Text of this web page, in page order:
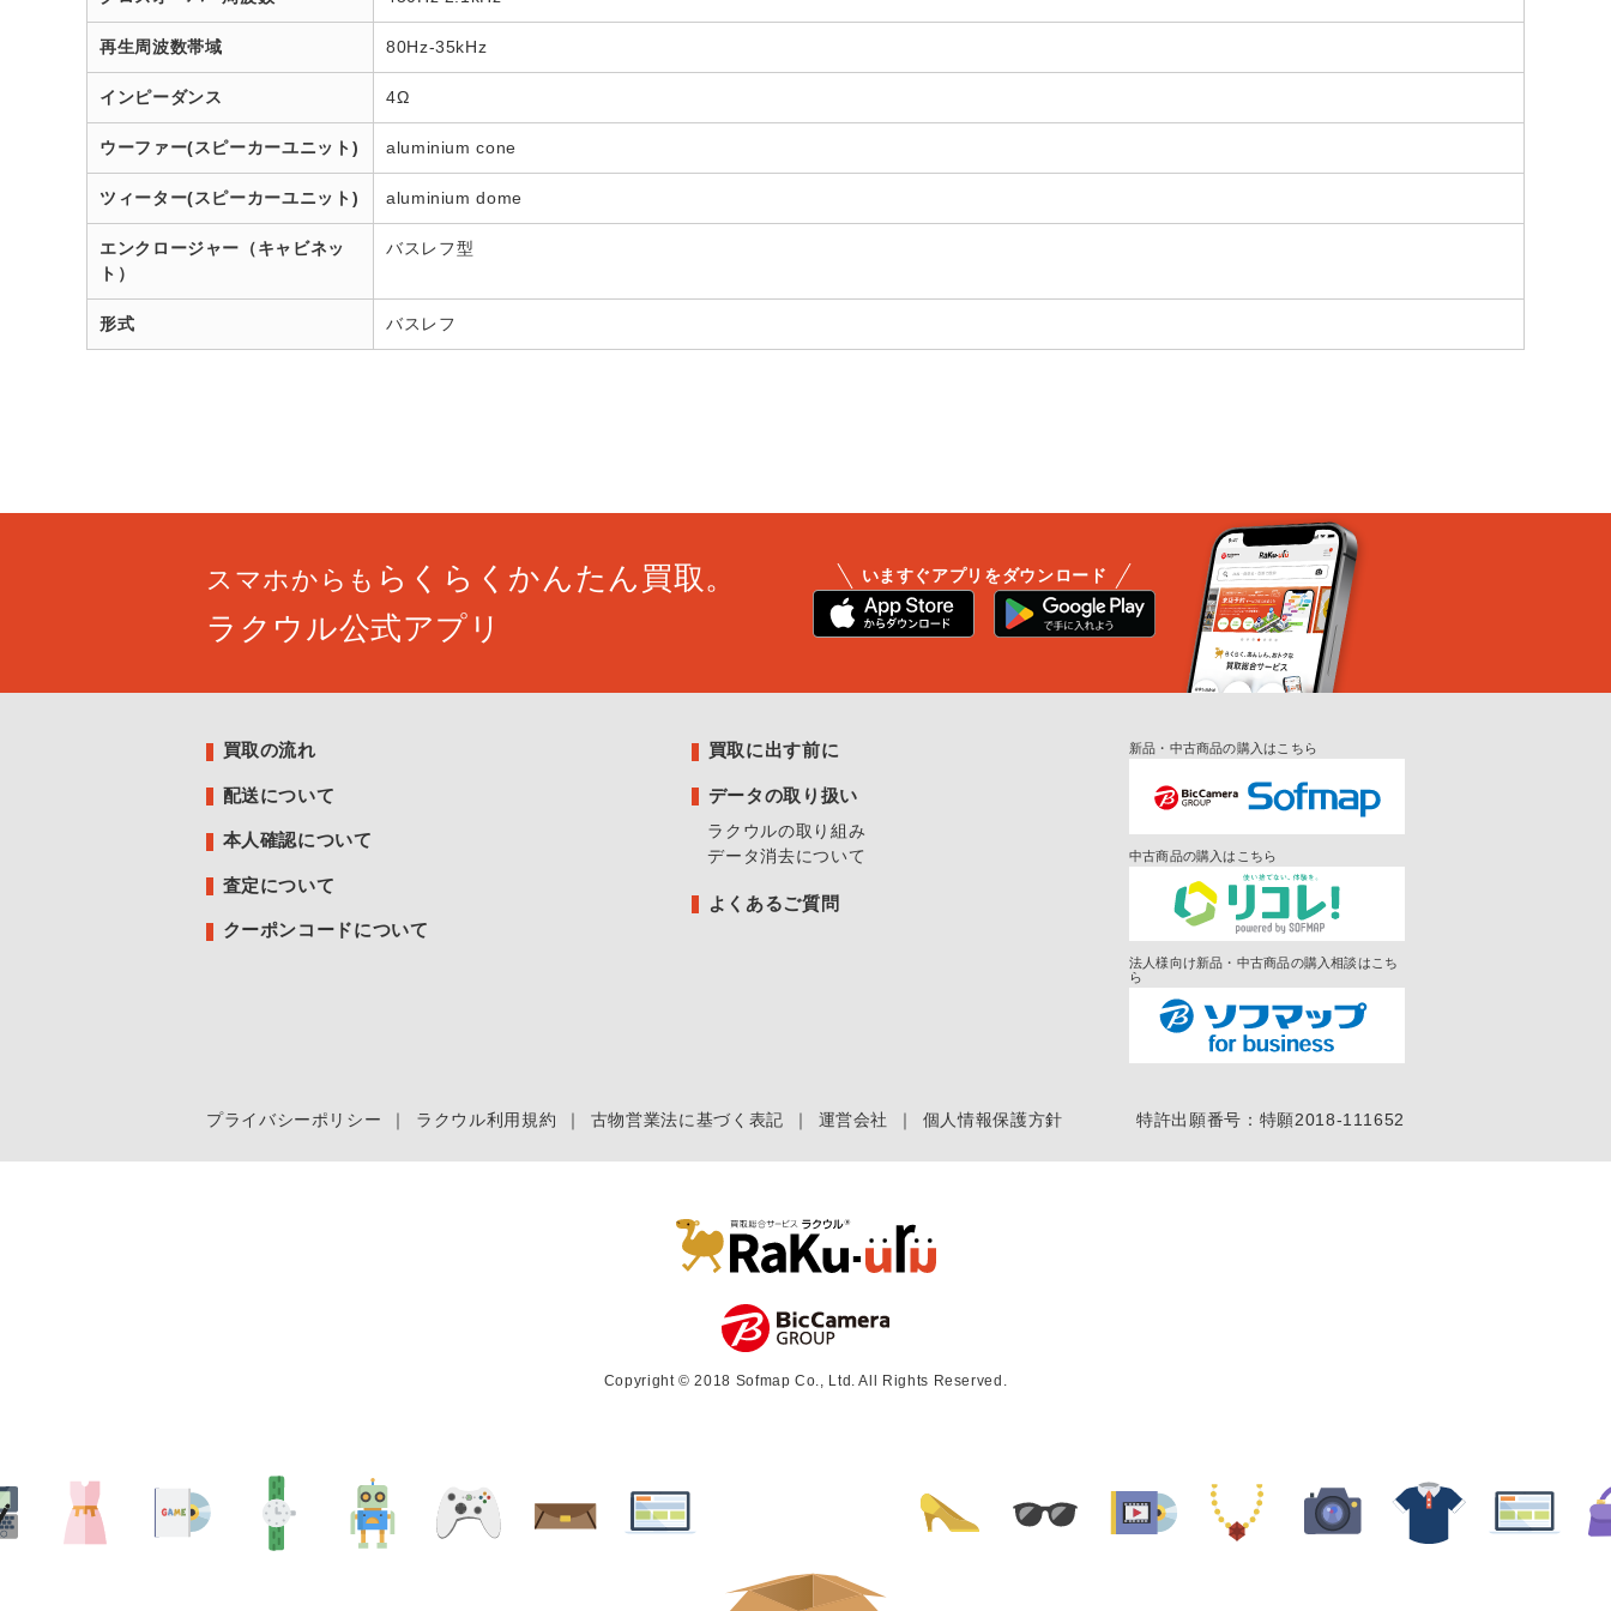
再生周波数帯域 80Hz-35kHz
インピーダンス 4Ω
ウーファー(スピーカーユニット) aluminium cone
ツィーター(スピーカーユニット) aluminium dome
エンクロージャー（キャビネッ
ト）
バスレフ型
形式 バスレフ
スマホからも らくらくかんたん買取。
ラクウル公式アプリ
いますぐアプリをダウンロード
買取の流れ
配送について
本人確認について
査定について
クーポンコードについて
買取に出す前に
データの取り扱い
ラクウルの取り組み
データ消去について
よくあるご質問
新品・中古商品の購入はこちら
中古商品の購入はこちら
法人様向け新品・中古商品の購入相談はこち
ら
プライバシーポリシー ｜ ラクウル利用規約 ｜ 古物営業法に基づく表記 ｜ 運営会社 ｜ 個人情報保護方針 特許出願番号：特願2018-111652
Copyright © 2018 Sofmap Co., Ltd. All Rights Reserved.